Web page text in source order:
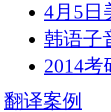
4月5日
韩语子
2014
翻译案例